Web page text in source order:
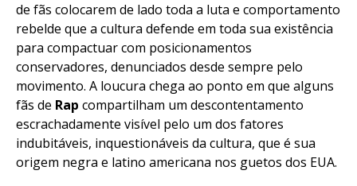
de fãs colocarem de lado toda a luta e comportamento
rebelde que a cultura defende em toda sua existência
para compactuar com posicionamentos
conservadores, denunciados desde sempre pelo
movimento. A loucura chega ao ponto em que alguns
fãs de Rap compartilham um descontentamento
escrachadamente visível pelo um dos fatores
indubitáveis, inquestionáveis da cultura, que é sua
origem negra e latino americana nos guetos dos EUA.